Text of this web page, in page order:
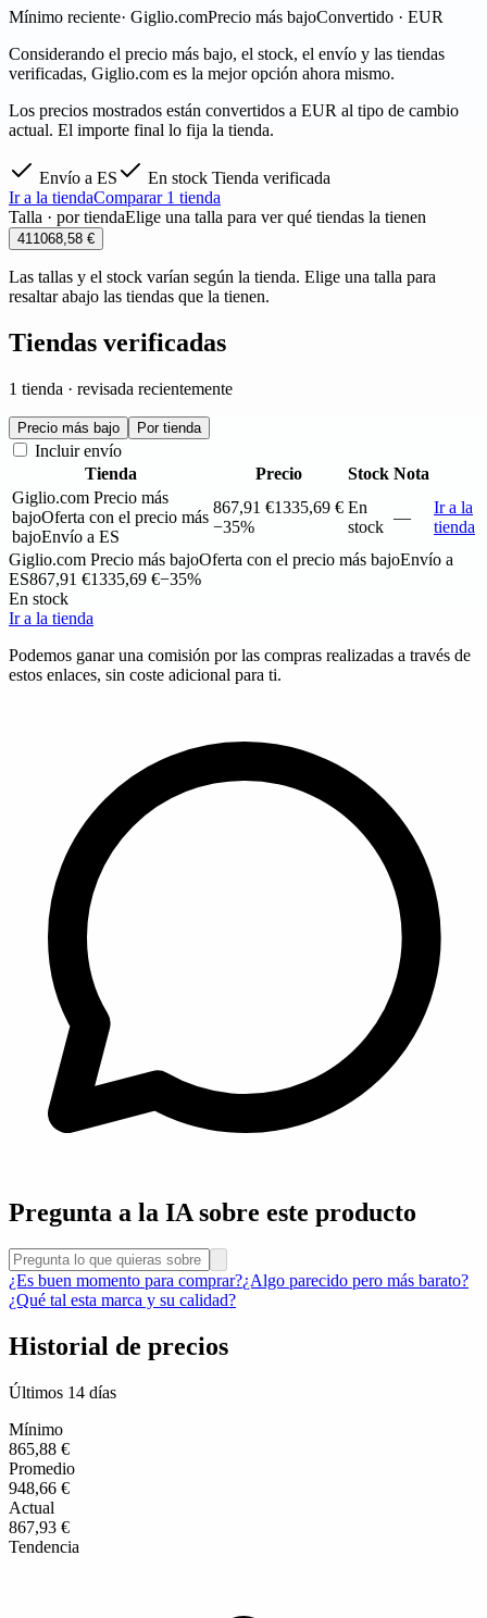
Mínimo reciente· Giglio.comPrecio más bajoConvertido · EUR
Considerando el precio más bajo, el stock, el envío y las tiendas
verificadas, Giglio.com es la mejor opción ahora mismo.
Los precios mostrados están convertidos a EUR al tipo de cambio
actual. El importe final lo fija la tienda.
Envío a ES En stock Tienda verificada
Ir a la tiendaComparar 1 tienda
Talla · por tiendaElige una talla para ver qué tiendas la tienen
41 1068,58 €
Las tallas y el stock varían según la tienda. Elige una talla para
resaltar abajo las tiendas que la tienen.
Tiendas verificadas
1 tienda · revisada recientemente
Precio más bajo Por tienda
Incluir envío
Tienda
Precio Stock Nota
Giglio.com Precio más
bajoOferta con el precio más
bajoEnvío a ES
867,91 €1335,69 €
−35%
En
stock
—
Ir a la
tienda
Giglio.com Precio más bajoOferta con el precio más bajoEnvío a
ES867,91 €1335,69 €−35%
En stock
Ir a la tienda
Podemos ganar una comisión por las compras realizadas a través de
estos enlaces, sin coste adicional para ti.
Pregunta a la IA sobre este producto
¿Es buen momento para comprar?¿Algo parecido pero más barato?
¿Qué tal esta marca y su calidad?
Historial de precios
Últimos 14 días
Mínimo
865,88 €
Promedio
948,66 €
Actual
867,93 €
Tendencia